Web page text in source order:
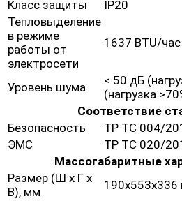
Класс защиты
IP20
Тепловыделение
в режиме
работы от
электросети
1637 BTU/час
Уровень шума
< 50 дБ
(нагрузка
Соответствие
Безопасность
ТР ТС 004/
ЭМС
ТР ТС 020/
Массогабаритные
Размер (Ш х Г х
В), мм